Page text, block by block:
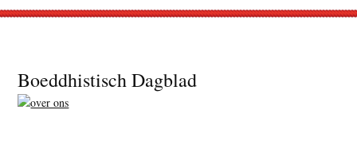
Footer
Boeddhistisch Dagblad